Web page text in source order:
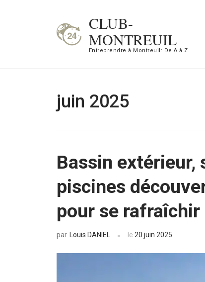
CLUB-
MONTREUIL
Entreprendre à Montreuil: De A à Z.
juin 2025
Bassin extérieur,
piscines
pour se
par Louis DANIEL le 20 juin 2025